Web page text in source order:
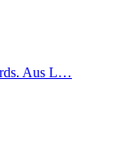
Aus L…